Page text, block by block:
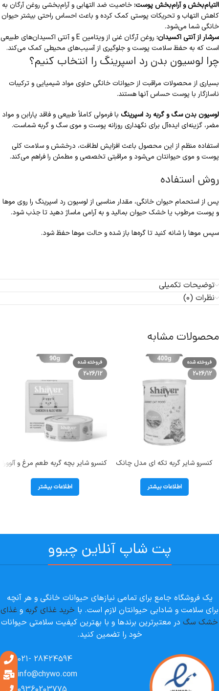
التیام‌بخش و آرام‌بخش پوست:خاصیت ضد التهابی و آرام‌بخشی روغن آرگان به
کاهش التهاب و تحریکات پوستی کمک کرده و باعث احساس راحتی بیشتر حیوان
خانگی شما می‌شود.
سرشار از آنتی اکسیدان:
روغن آرگان غنی از ویتامین E و آنتی اکسیدان‌های طبیعی
است که به حفظ سلامت پوست و جلوگیری از آسیب‌های محیطی کمک می‌کند.
چرا لوسیون بدن رد اسپرینگ را انتخاب کنیم؟
بسیاری از محصولات مراقبت از حیوانات خانگی حاوی مواد شیمیایی و ترکیبات
ناسازگار با پوست حساس آنها هستند.
لوسیون بدن سگ و گربه رد اسپرینگ با فرمولی کاملاً طبیعی و فاقد پارابن و مواد
مضر، گزینه‌ای ایده‌آل برای نگهداری روزانه پوست و موی سگ و گربه شماست.
استفاده منظم از این محصول باعث افزایش لطافت، درخشش و سلامت کلی
پوست و موی حیوانتان می‌شود و مراقبتی تخصصی و مطمئن را فراهم می‌کند.
روش استفاده
پس از استحمام حیوان خانگی، مقدار مناسبی از لوسیون رد اسپرینگ را روی موها
و پوست مرطوب یا خشک حیوان بمالید و به آرامی ماساژ دهید تا جذب شود.
سپس موها را شانه کنید تا گره‌ها باز شده و حالت موها حفظ شود.
توضیحات تکمیلی
نظرات (0)
محصولات مشابه
فروخته شده
2026/12
کنسرو شایر گربه تکه ای مدل چانک
اطلاعات بیشتر
فروخته شده
2026/12
کنسرو شایر بچه گربه طعم مرغ و آلوورا
اطلاعات بیشتر
پت شاپ آنلاین چیوو
یک فروشگاه جامع برای تمامی نیازهای حیوانات خانگی و هر آنچه
برای سلامت و شادابی حیوانتان لازم است. با خرید غذای گربه و غذای
خشک سگ در معتبرترین برندها و با بهترین کیفیت سلامتی حیوانات
خود را تضمین کنید.
28424594 -021
info@chywo.com